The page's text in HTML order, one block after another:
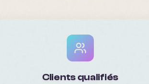
Clients qualifiés